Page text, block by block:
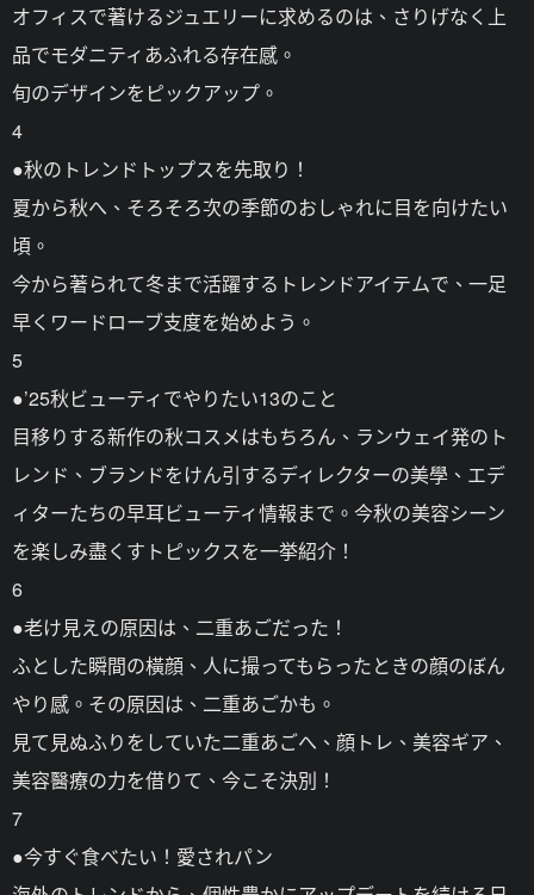
オフィスで著けるジュエリーに求めるのは、さりげなく上
品でモダニティあふれる存在感。
旬のデザインをピックアップ。
4
●秋のトレンドトップスを先取り！
夏から秋へ、そろそろ次の季節のおしゃれに目を向けたい
頃。
今から著られて冬まで活躍するトレンドアイテムで、一足
早くワードローブ支度を始めよう。
5
●’25秋ビューティでやりたい13のこと
目移りする新作の秋コスメはもちろん、ランウェイ発のト
レンド、ブランドをけん引するディレクターの美學、エデ
ィターたちの早耳ビューティ情報まで。今秋の美容シーン
を楽しみ盡くすトピックスを一挙紹介！
6
●老け見えの原因は、二重あごだった！
ふとした瞬間の橫顔、人に撮ってもらったときの顔のぼん
やり感。その原因は、二重あごかも。
見て見ぬふりをしていた二重あごへ、顔トレ、美容ギア、
美容醫療の力を借りて、今こそ決別！
7
●今すぐ食べたい！愛されパン